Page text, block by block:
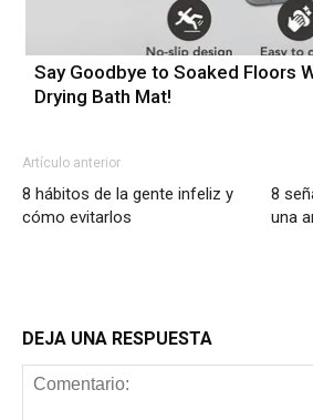
Say Goodbye to Soaked Floors
Drying Bath Mat!
Artículo anterior
8 hábitos de la gente infeliz y
cómo evitarlos
8
una
DEJA UNA RESPUESTA